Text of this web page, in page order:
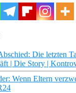
Die letzten
| Die Story |
Wenn Eltern